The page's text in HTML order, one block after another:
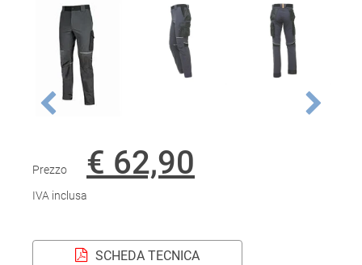
Prezzo € 62,90
IVA inclusa
SCHEDA TECNICA